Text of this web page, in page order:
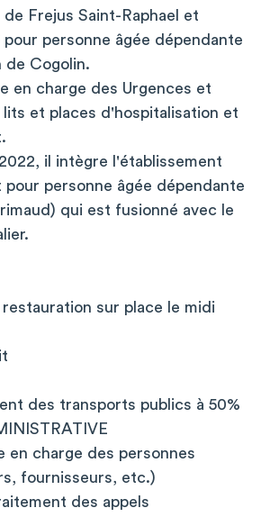
de Frejus Saint-Raphael et
pour personne âgée dépendante
de Cogolin.
en charge des Urgences et
lits et places d'hospitalisation et
il intègre l'établissement
personne âgée dépendante
qui est fusionné avec le
sur place le midi
des transports publics à 50%
en charge des personnes
fournisseurs, etc.)
des appels